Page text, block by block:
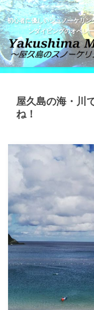
初心者に優しいシュノーケリ
ンダイビングのオペレ
屋久島の海・川
ね！